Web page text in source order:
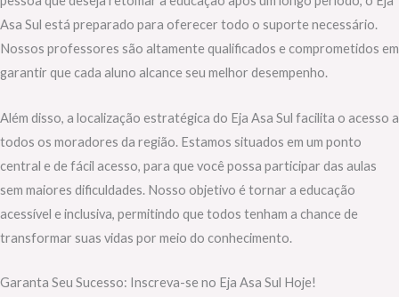
Asa Sul está preparado para oferecer todo o suporte necessário.
Nossos professores são altamente qualificados e comprometidos em
garantir que cada aluno alcance seu melhor desempenho.
Além disso, a localização estratégica do Eja Asa Sul facilita o acesso a
todos os moradores da região. Estamos situados em um ponto
central e de fácil acesso, para que você possa participar das aulas
sem maiores dificuldades. Nosso objetivo é tornar a educação
acessível e inclusiva, permitindo que todos tenham a chance de
transformar suas vidas por meio do conhecimento.
Garanta Seu Sucesso: Inscreva-se no Eja Asa Sul Hoje!